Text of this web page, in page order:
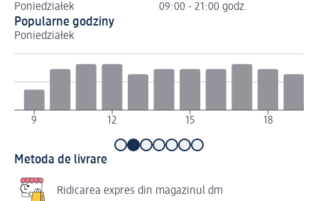
Poniedziałek
09:00 - 21:00 godz.
Popularne godziny
Poniedziałek
9 12 15 18
Metoda de livrare
Ridicarea expres din magazinul dm